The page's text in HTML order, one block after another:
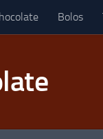
Bolos